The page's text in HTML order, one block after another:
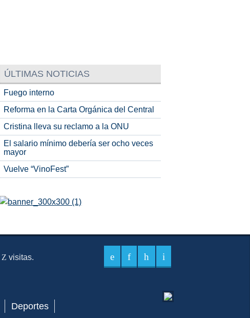
ÚLTIMAS NOTICIAS
Fuego interno
Reforma en la Carta Orgánica del Central
Cristina lleva su reclamo a la ONU
El salario mínimo debería ser ocho veces
mayor
Vuelve “VinoFest”
visitas.
Deportes